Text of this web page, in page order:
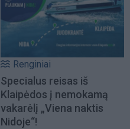
Renginiai
Specialus reisas iš
Klaipėdos į nemokamą
vakarėlį „Viena naktis
Nidoje“!